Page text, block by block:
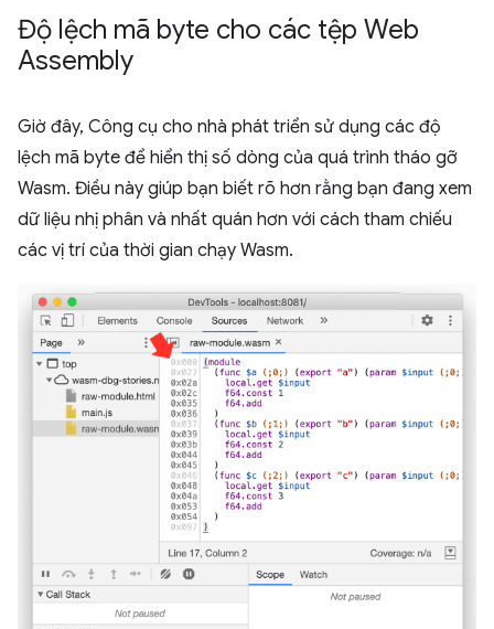
Độ lệch mã byte cho các tệp Web
Assembly
Giờ đây, Công cụ cho nhà phát triển sử dụng các độ
lệch mã byte để hiển thị số dòng của quá trình tháo gỡ
Wasm. Điều này giúp bạn biết rõ hơn rằng bạn đang xem
dữ liệu nhị phân và nhất quán hơn với cách tham chiếu
các vị trí của thời gian chạy Wasm.